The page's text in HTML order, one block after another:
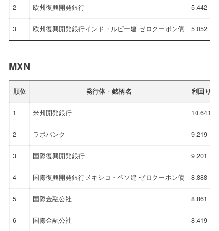
2 欧州復興開発銀行 5.442
3 欧州復興開発銀行インド・ルピー建 ゼロクーポン債 5.052
MXN
順位 発行体・銘柄名 利回り
1 米州開発銀行 10.641
2 ラボバンク 9.219
3 国際復興開発銀行 9.201
4 国際復興開発銀行メキシコ・ペソ建 ゼロクーポン債 8.888
5 国際金融公社 8.861
6 国際金融公社 8.419